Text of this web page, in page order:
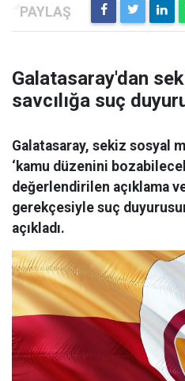
Galatasaray'dan
savcılığa suç
Galatasaray, sekiz sosyal
‘kamu düzenini
değerlendirilen açıklama
gerekçesiyle suç
açıkladı.